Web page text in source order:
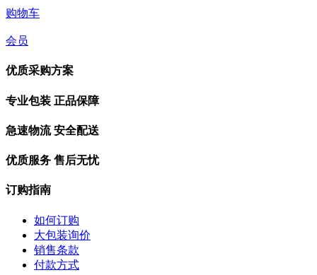
购物车
会员
优质采购方案
专业包装 正品保障
急速物流 安全配送
优质服务 售后无忧
订购指南
如何订购
大包装询价
销售条款
付款方式